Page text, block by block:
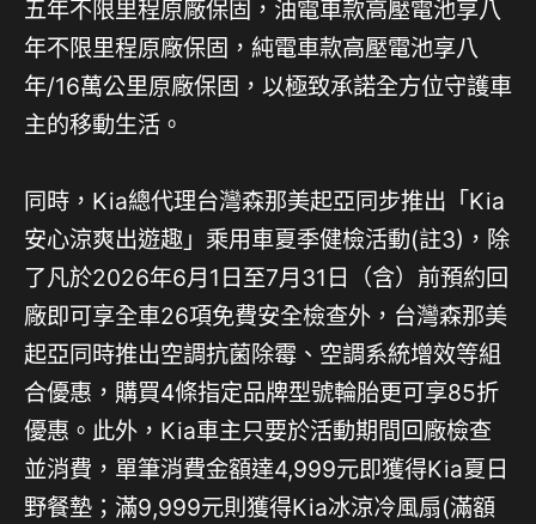
五年不限里程原廠保固，油電車款高壓電池享八
年不限里程原廠保固，純電車款高壓電池享八
年/16萬公里原廠保固，以極致承諾全方位守護車
主的移動生活。
同時，Kia總代理台灣森那美起亞同步推出「Kia
安心涼爽出遊趣」乘用車夏季健檢活動(註3)，除
了凡於2026年6月1日至7月31日（含）前預約回
廠即可享全車26項免費安全檢查外，台灣森那美
起亞同時推出空調抗菌除霉、空調系統增效等組
合優惠，購買4條指定品牌型號輪胎更可享85折
優惠。此外，Kia車主只要於活動期間回廠檢查
並消費，單筆消費金額達4,999元即獲得Kia夏日
野餐墊；滿9,999元則獲得Kia冰涼冷風扇(滿額